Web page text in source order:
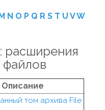
N O P Q R S T U VW
расширения
Описание
том архива File